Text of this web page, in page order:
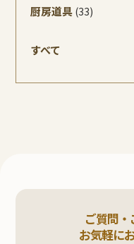
厨房道具 (33)
すべて
ご質問
お気軽に